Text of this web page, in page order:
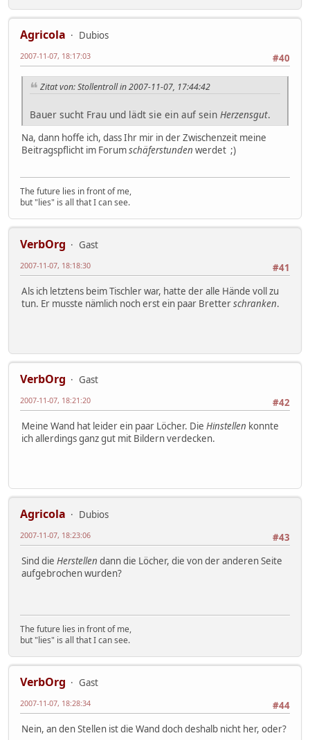
Agricola
Dubios
#40
2007-11-07, 18:17:03
Zitat von: Stollentroll in 2007-11-07, 17:44:42
Bauer sucht Frau und lädt sie ein auf sein Herzensgut.
Na, dann hoffe ich, dass Ihr mir in der Zwischenzeit meine
Beitragspflicht im Forumschäferstunden werdet ;)
The future lies in front of me,
but "lies" is all that I can see.
VerbOrg
Gast
#41
2007-11-07, 18:18:30
Als ich letztens beim Tischler war, hatte der alle Hände voll zu
tun. Er musste nämlich noch erst ein paar Bretterschranken.
VerbOrg
Gast
#42
2007-11-07, 18:21:20
Meine Wand hat leider ein paar Löcher. Die Hinstellen konnte
ich allerdings ganz gut mit Bildern verdecken.
Agricola
Dubios
#43
2007-11-07, 18:23:06
Sind die Herstellen dann die Löcher, die von der anderen Seite
aufgebrochen wurden?
The future lies in front of me,
but "lies" is all that I can see.
VerbOrg
Gast
#44
2007-11-07, 18:28:34
Nein, an den Stellen ist die Wand doch deshalb nicht her, oder?